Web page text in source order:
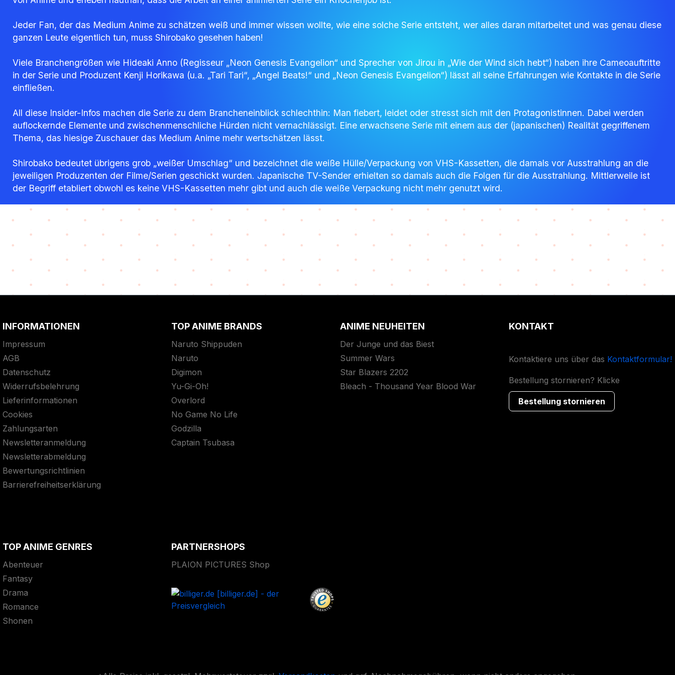
Jeder Fan, der das Medium Anime zu schätzen weiß und immer wissen wollte, wie eine solche Serie entsteht, wer alles daran mitarbeitet und was genau diese
ganzen Leute eigentlich tun, muss Shirobako gesehen haben!
Viele Branchengrößen wie Hideaki Anno (Regisseur „Neon Genesis Evangelion“ und Sprecher von Jirou in „Wie der Wind sich hebt“) haben ihre Cameoauftritte
in der Serie und Produzent Kenji Horikawa (u.a. „Tari Tari“, „Angel Beats!“ und „Neon Genesis Evangelion“) lässt all seine Erfahrungen wie Kontakte in die Serie
einfließen.
All diese Insider-Infos machen die Serie zu dem Brancheneinblick schlechthin: Man fiebert, leidet oder stresst sich mit den Protagonistinnen. Dabei werden
auflockernde Elemente und zwischenmenschliche Hürden nicht vernachlässigt. Eine erwachsene Serie mit einem aus der (japanischen) Realität gegriffenem
Thema, das hiesige Zuschauer das Medium Anime mehr wertschätzen lässt.
Shirobako bedeutet übrigens grob „weißer Umschlag“ und bezeichnet die weiße Hülle/Verpackung von VHS-Kassetten, die damals vor Ausstrahlung an die
jeweiligen Produzenten der Filme/Serien geschickt wurden. Japanische TV-Sender erhielten so damals auch die Folgen für die Ausstrahlung. Mittlerweile ist
der Begriff etabliert obwohl es keine VHS-Kassetten mehr gibt und auch die weiße Verpackung nicht mehr genutzt wird.
INFORMATIONEN
Impressum
AGB
Datenschutz
Widerrufsbelehrung
Lieferinformationen
Cookies
Zahlungsarten
Newsletteranmeldung
Newsletterabmeldung
Bewertungsrichtlinien
Barrierefreiheitserklärung
TOP ANIME BRANDS
Naruto Shippuden
Naruto
Digimon
Yu-Gi-Oh!
Overlord
No Game No Life
Godzilla
Captain Tsubasa
ANIME NEUHEITEN
Der Junge und das Biest
Summer Wars
Star Blazers 2202
Bleach - Thousand Year Blood War
KONTAKT
Kontaktiere uns über das Kontaktformular!
Bestellung stornieren? Klicke
Bestellung stornieren
TOP ANIME GENRES
Abenteuer
Fantasy
Drama
Romance
Shonen
PARTNERSHOPS
PLAION PICTURES Shop